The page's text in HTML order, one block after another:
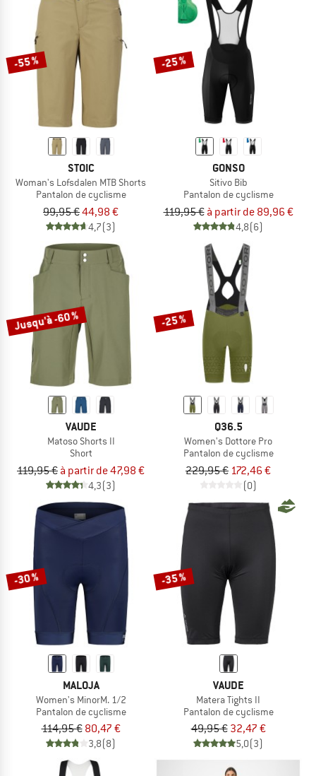
-55 %
STOIC
Woman's Lofsdalen MTB Shorts
Pantalon de cyclisme
99,95 €44,98 €
4,7(3)
-25 %
GONSO
Sitivo Bib
Pantalon de cyclisme
119,95 € à partir de 89,96 €
4,8(6)
Jusqu'à -60 %
VAUDE
Matoso Shorts II
Short
119,95 € à partir de 47,98 €
4,3(3)
-25 %
Q36.5
Women's Dottore Pro
Pantalon de cyclisme
229,95 € 172,46 €
(0)
-30 %
MALOJA
Women's MinorM. 1/2
Pantalon de cyclisme
114,95 € 80,47 €
3,8(8)
-35 %
VAUDE
Matera Tights II
Pantalon de cyclisme
49,95 € 32,47 €
5,0(3)